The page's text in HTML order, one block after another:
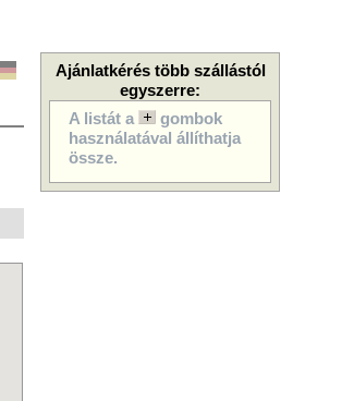
Ajánlatkérés több szállástól
egyszerre:
A listát a
gombok
használatával állíthatja
össze.